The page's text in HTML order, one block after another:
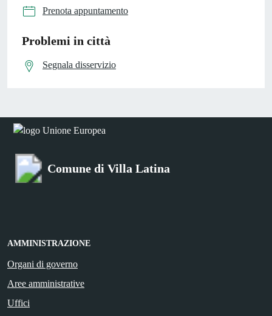
Prenota appuntamento
Problemi in città
Segnala disservizio
Comune di Villa Latina
AMMINISTRAZIONE
Organi di governo
Aree amministrative
Uffici